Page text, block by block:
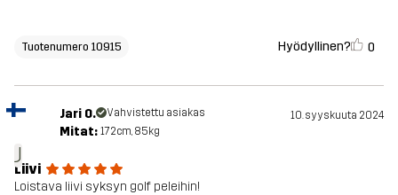
Tuotenumero 10915 Hyödyllinen? 0
J
Jari O. Vahvistettu asiakas 10. syyskuuta 2024
Mitat: 172cm, 85kg
Liivi
Loistava liivi syksyn golf peleihin!